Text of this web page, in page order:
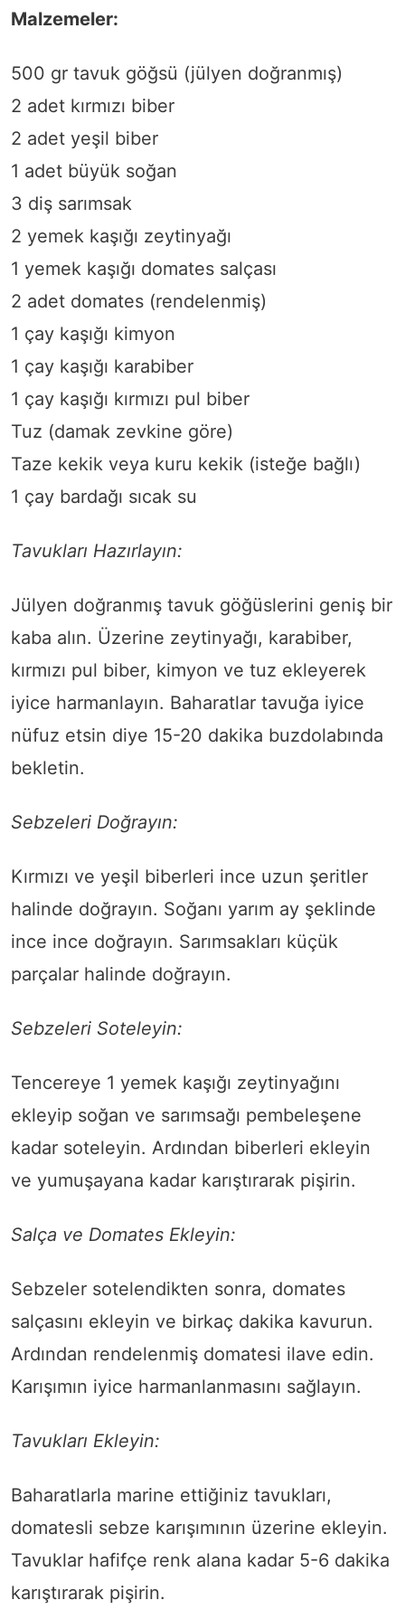
Malzemeler:
500 gr tavuk göğsü (jülyen doğranmış)
2 adet kırmızı biber
2 adet yeşil biber
1 adet büyük soğan
3 diş sarımsak
2 yemek kaşığı zeytinyağı
1 yemek kaşığı domates salçası
2 adet domates (rendelenmiş)
1 çay kaşığı kimyon
1 çay kaşığı karabiber
1 çay kaşığı kırmızı pul biber
Tuz (damak zevkine göre)
Taze kekik veya kuru kekik (isteğe bağlı)
1 çay bardağı sıcak su
Tavukları Hazırlayın:
Jülyen doğranmış tavuk göğüslerini geniş bir
kaba alın. Üzerine zeytinyağı, karabiber,
kırmızı pul biber, kimyon ve tuz ekleyerek
iyice harmanlayın. Baharatlar tavuğa iyice
nüfuz etsin diye 15-20 dakika buzdolabında
bekletin.
Sebzeleri Doğrayın:
Kırmızı ve yeşil biberleri ince uzun şeritler
halinde doğrayın. Soğanı yarım ay şeklinde
ince ince doğrayın. Sarımsakları küçük
parçalar halinde doğrayın.
Sebzeleri Soteleyin:
Tencereye 1 yemek kaşığı zeytinyağını
ekleyip soğan ve sarımsağı pembeleşene
kadar soteleyin. Ardından biberleri ekleyin
ve yumuşayana kadar karıştırarak pişirin.
Salça ve Domates Ekleyin:
Sebzeler sotelendikten sonra, domates
salçasını ekleyin ve birkaç dakika kavurun.
Ardından rendelenmiş domatesi ilave edin.
Karışımın iyice harmanlanmasını sağlayın.
Tavukları Ekleyin:
Baharatlarla marine ettiğiniz tavukları,
domatesli sebze karışımının üzerine ekleyin.
Tavuklar hafifçe renk alana kadar 5-6 dakika
karıştırarak pişirin.